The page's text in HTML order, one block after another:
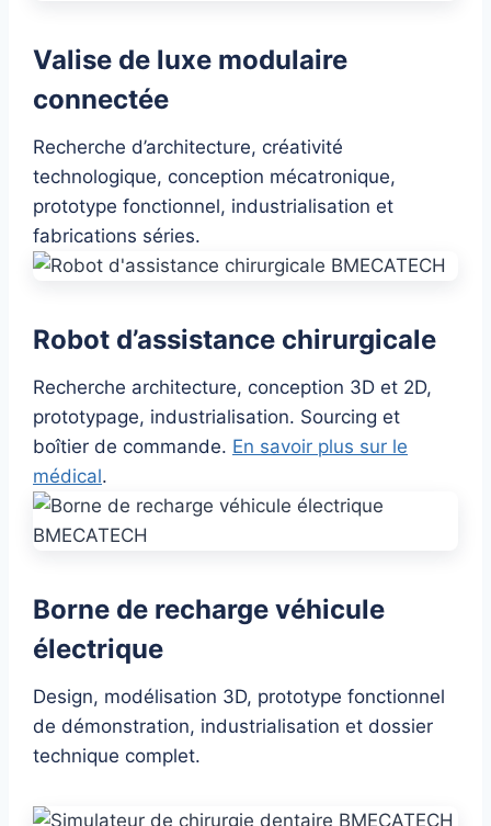
Valise de luxe modulaire
connectée
Recherche d’architecture, créativité
technologique, conception mécatronique,
prototype fonctionnel, industrialisation et
fabrications séries.
Robot d’assistance chirurgicale
Recherche architecture, conception 3D et 2D,
prototypage, industrialisation. Sourcing et
boîtier de commande. En savoir plus sur le
médical.
Borne de recharge véhicule
électrique
Design, modélisation 3D, prototype fonctionnel
de démonstration, industrialisation et dossier
technique complet.